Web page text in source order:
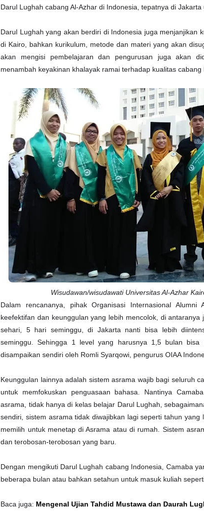
Darul Lughah cabang Al-Azhar di Indonesia, tepatnya di Jakarta
Darul Lughah yang akan berdiri di Indonesia juga menjanjikan
di Kairo, bahkan kurikulum, metode dan materi yang akan
akan mengisi pembelajaran dan pengurusan juga akan
menambah keyakinan khalayak ramai terhadap kualitas
Wisudawan/wisudawati Universitas Al-Azhar
Dalam rencananya, pihak Organisasi Internasional Alumni
keefektifan dan keunggulan yang lebih mencolok, di
sehari, 5 hari seminggu, di Jakarta nanti bisa lebih
seminggu. Sehingga 1 level yang harusnya 1,5 bulan
disampaikan sendiri oleh Romli Syarqowi, pengurus OIAA
Keunggulan lainnya adalah sistem asrama wajib bagi seluruh
untuk memfokuskan penguasaan bahasa. Nantinya
asrama, tidak hanya di kelas belajar Darul Lughah,
sendiri, sistem asrama tidak diwajibkan lagi seperti tahun
memilih untuk menetap di Asrama atau di rumah. Sistem
dan terobosan-terobosan yang baru.
Dengan mengikuti Darul Lughah cabang Indonesia, Camaba
beberapa bulan atau bahkan setahun untuk masuk kuliah
Baca juga: Mengenal Ujian Tahdid Mustawa dan Daurah